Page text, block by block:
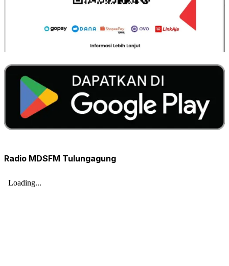
Radio MDSFM Tulungagung